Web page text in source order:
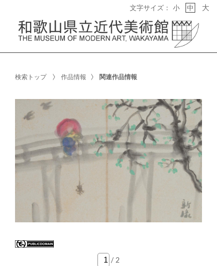
文字サイズ： 小 中 大
検索トップ 作品情報 関連作品情報
/ 2